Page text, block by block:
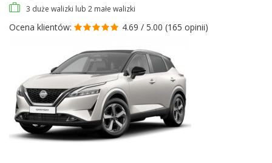
3 duże walizki lub 2 małe walizki
Ocena klientów: 4.69 / 5.00 (165 opinii)